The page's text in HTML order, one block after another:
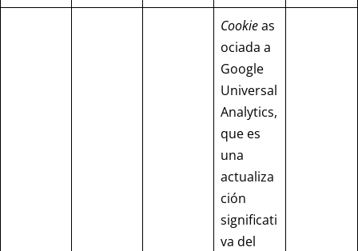
Cookieas
ociada a
Google
Universal
Analytics,
que es
una
actualiza
ción
significati
va del